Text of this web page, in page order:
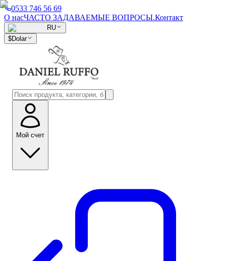
0533 746 56 69
О насЧАСТО ЗАДАВАЕМЫЕ ВОПРОСЫ.Контакт
RU
$Dolar
Мой счет